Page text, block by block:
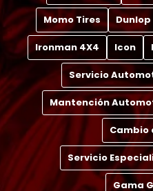
Momo Tires Dunlop
Ironman 4X4 Icon
Servicio
Mantención
Cambio
Servicio
Gama